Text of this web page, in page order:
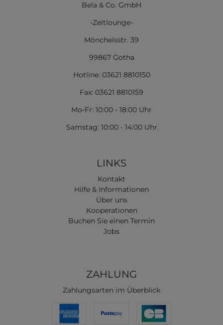
Bela & Co. GmbH
-Zeitlounge-
Mönchelsstr. 39
99867 Gotha
Hotline: 03621 8810150
Fax: 03621 8810159
Mo-Fr: 10:00 - 18:00 Uhr
Samstag: 10:00 - 14:00 Uhr
LINKS
Kontakt
Hilfe & Informationen
Über uns
Kooperationen
Buchen Sie einen Termin
Jobs
ZAHLUNG
Zahlungsarten im Überblick